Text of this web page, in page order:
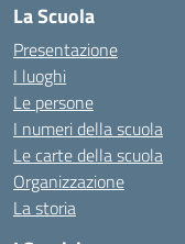
La Scuola
Presentazione
I luoghi
Le persone
I numeri della scuola
Le carte della scuola
Organizzazione
La storia